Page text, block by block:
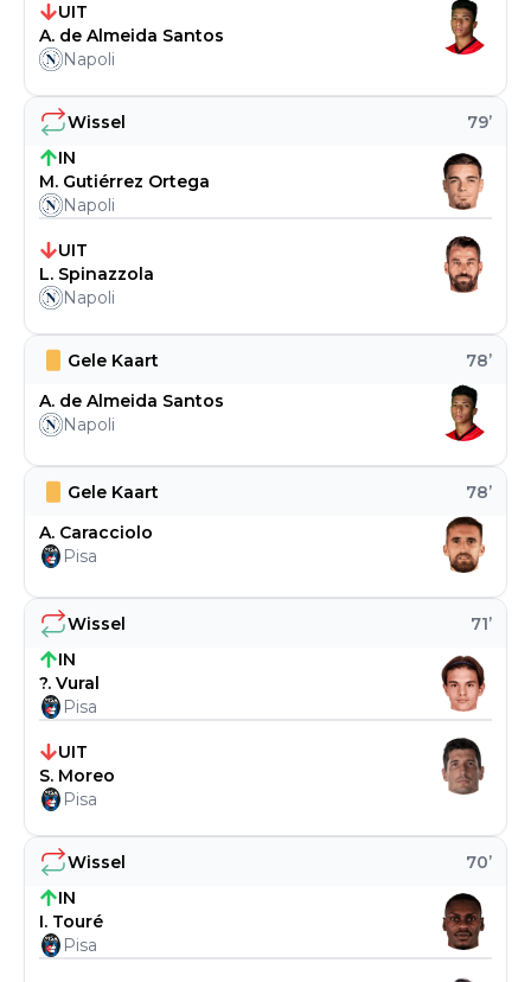
Wissel 70’
IN
I. Touré
Pisa
Wissel 71’
IN
?. Vural
Pisa
UIT
S. Moreo
Pisa
Gele Kaart 78’
A. Caracciolo
Pisa
Gele Kaart 78’
A. de Almeida Santos
Napoli
Wissel 79’
IN
M. Gutiérrez Ortega
Napoli
UIT
L. Spinazzola
Napoli
UIT
A. de Almeida Santos
Napoli